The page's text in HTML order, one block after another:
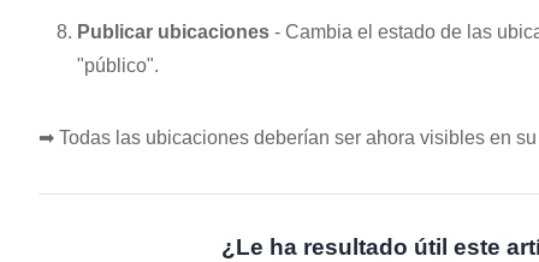
Publicar ubicaciones - Cambia el estado de las
"público".
➡ Todas las ubicaciones deberían ser ahora visibles en
¿Le ha resultado útil este